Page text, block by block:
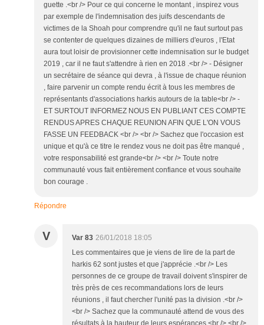
guette .<br /> Pour ce qui concerne le montant , inspirez vous
par exemple de l'indemnisation des juifs descendants de
victimes de la Shoah pour comprendre qu'il ne faut surtout pas
se contenter de quelques dizaines de milliers d'euros , l'Etat
aura tout loisir de provisionner cette indemnisation sur le budget
2019 , car il ne faut s'attendre à rien en 2018 .<br /> - Désigner
un secrétaire de séance qui devra , à l'issue de chaque réunion
, faire parvenir un compte rendu écrit à tous les membres de
représentants d'associations harkis autours de la table<br /> -
ET SURTOUT INFORMEZ NOUS EN PUBLIANT CES COMPTE
RENDUS APRES CHAQUE REUNION AFIN QUE L'ON VOUS
FASSE UN FEEDBACK <br /> <br /> Sachez que l'occasion est
unique et qu'à ce titre le rendez vous ne doit pas être manqué ,
votre responsabilité est grande<br /> <br /> Toute notre
communauté vous fait entièrement confiance et vous souhaite
bon courage .
Répondre
V Var 83 26/01/2018 18:05
Les commentaires que je viens de lire de la part de
harkis 62 sont justes et que j'apprécie .<br /> Les
personnes de ce groupe de travail doivent s'inspirer de
très près de ces recommandations lors de leurs
réunions , il faut chercher l'unité pas la division .<br />
<br /> Sachez que la communauté attend de vous des